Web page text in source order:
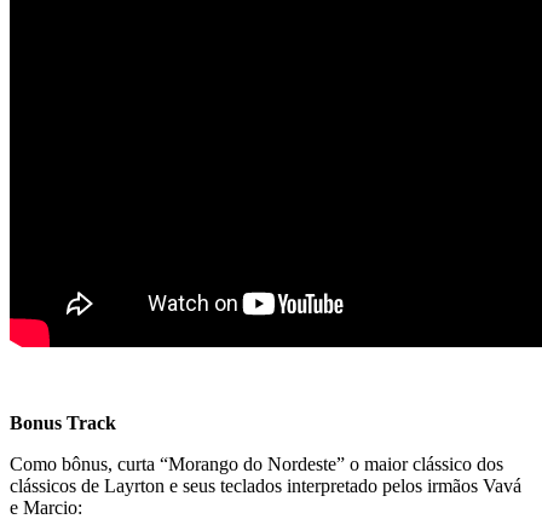
Bonus Track
Como bônus, curta “Morango do Nordeste” o maior clássico dos
clássicos de Layrton e seus teclados interpretado pelos irmãos Vavá
e Marcio: